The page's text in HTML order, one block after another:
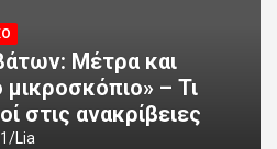
Μέτρα και
– Τι
στις ανακρίβειες
Lia